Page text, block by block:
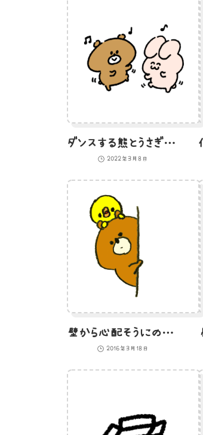
ダンスする熊とうさぎのイラスト
2022年3月8日
壁から心配そうにのぞいている熊のイラスト
2016年3月18日